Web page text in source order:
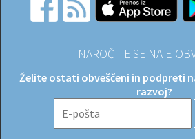
NAROČITE SE NA E-
Želite ostati obveščeni in podpreti
razvoj?